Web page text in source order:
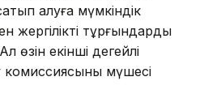
алуға мүмкіндік
жергілікті тұрғындардың
екінші деңгейлі
комиссиясының мүшесі